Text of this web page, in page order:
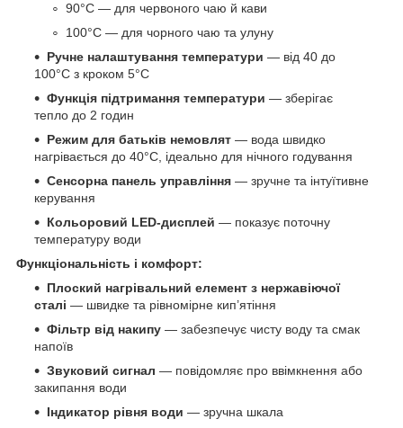
90°C — для червоного чаю й кави
100°C — для чорного чаю та улуну
Ручне налаштування температури — від 40 до
100°C з кроком 5°C
Функція підтримання температури — зберігає
тепло до 2 годин
Режим для батьків немовлят — вода швидко
нагрівається до 40°C, ідеально для нічного годування
Сенсорна панель управління — зручне та інтуїтивне
керування
Кольоровий LED-дисплей — показує поточну
температуру води
Функціональність і комфорт:
Плоский нагрівальний елемент з нержавіючої
сталі — швидке та рівномірне кип’ятіння
Фільтр від накипу — забезпечує чисту воду та смак
напоїв
Звуковий сигнал — повідомляє про ввімкнення або
закипання води
Індикатор рівня води — зручна шкала